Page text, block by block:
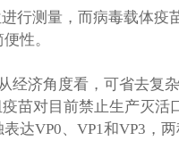
行测量，而病毒载体疫
性。
济角度看，可省去复
苗对目前禁止生产灭活
达VP0、VP1和VP3，